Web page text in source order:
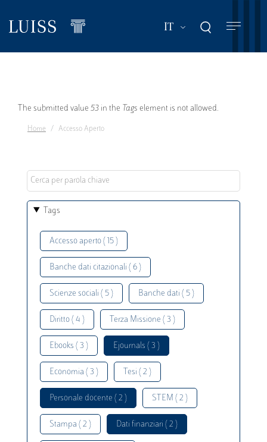
contenuto
IT Mostra ulteriori
Messaggio
di
The submitted value 53 in the Tags element is not allowed.
Home Accesso Aperto
Tags
Accesso aperto ( 15 )
Banche dati citazionali ( 6 )
Scienze sociali ( 5 ) Banche dati ( 5 )
Diritto ( 4 ) Terza Missione ( 3 )
Ebooks ( 3 ) Ejournals ( 3 )
Economia ( 3 ) Tesi ( 2 )
Personale docente ( 2 ) STEM ( 2 )
Stampa ( 2 ) Dati finanziari ( 2 )